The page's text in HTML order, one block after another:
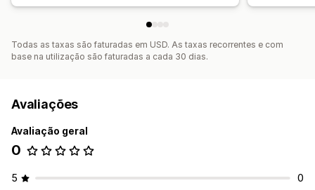
Todas as taxas são faturadas em USD. As taxas recorrentes e com
base na utilização são faturadas a cada 30 dias.
Avaliações
Avaliação geral
0
5 0